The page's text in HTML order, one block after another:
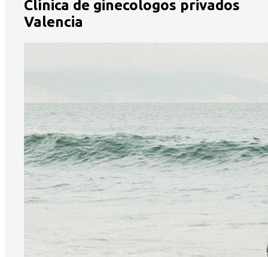
Clínica de ginecologos privados
Valencia